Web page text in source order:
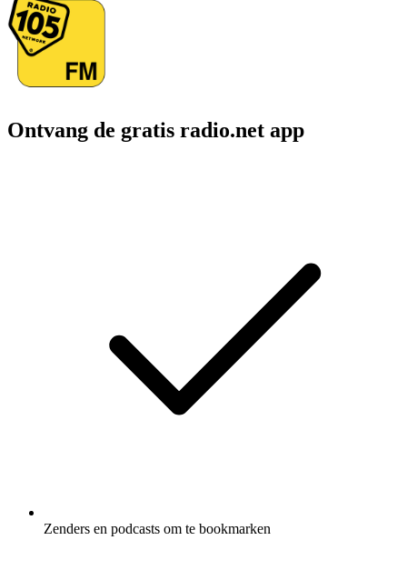
Ontvang de gratis radio.net app
Zenders en podcasts om te bookmarken